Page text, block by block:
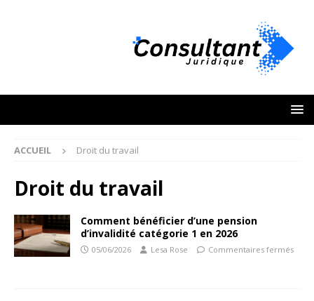
ACCUEIL Droit du travail
Droit du travail
Comment bénéficier d’une pension
d’invalidité catégorie 1 en 2026
05/06/2026 Lesa Rose Commentaires fermés